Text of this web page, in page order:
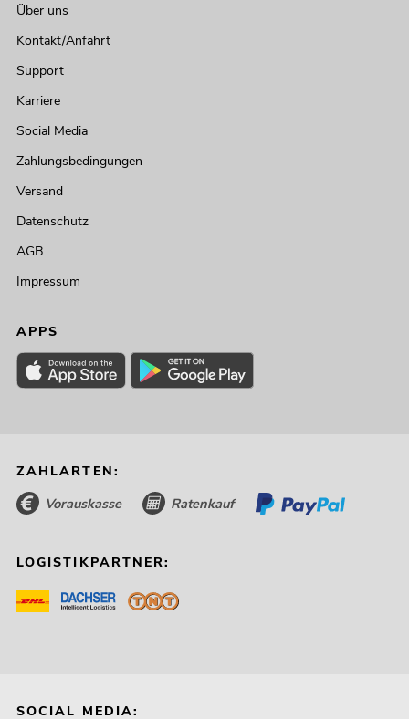
Über uns
Kontakt/Anfahrt
Support
Karriere
Social Media
Zahlungsbedingungen
Versand
Datenschutz
AGB
Impressum
APPS
ZAHLARTEN:
Vorauskasse Ratenkauf
LOGISTIKPARTNER:
SOCIAL MEDIA: